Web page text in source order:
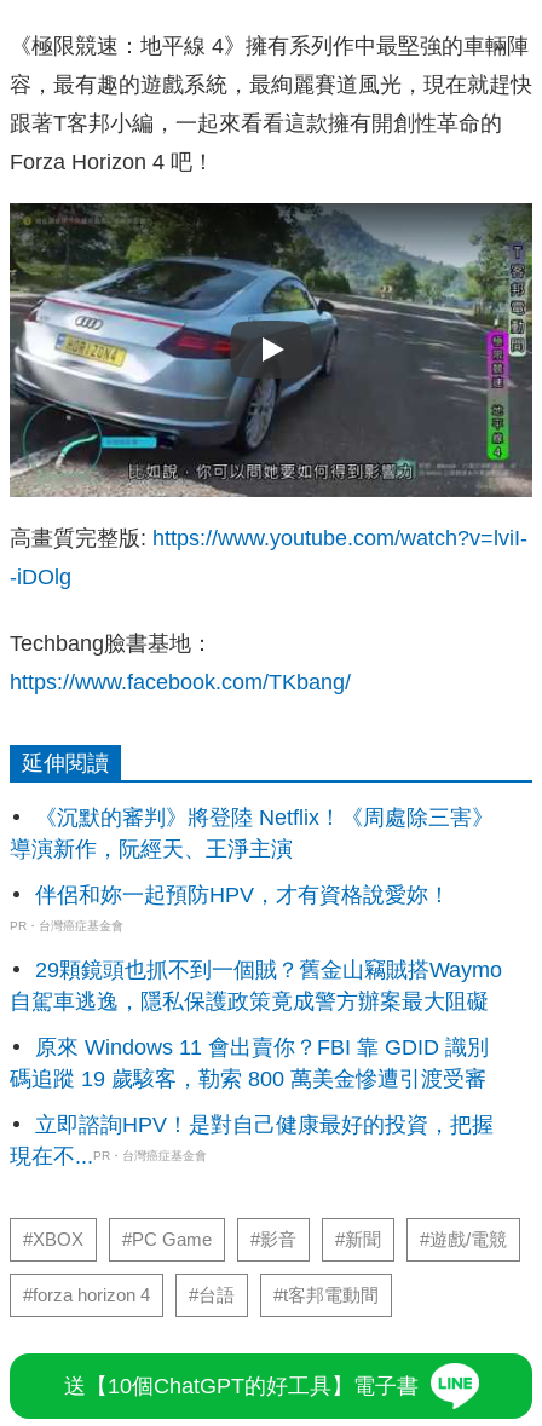
《極限競速：地平線 4》擁有系列作中最堅強的車輛陣
容，最有趣的遊戲系統，最絢麗賽道風光，現在就趕快
跟著T客邦小編，一起來看看這款擁有開創性革命的
Forza Horizon 4 吧！
Play
高畫質完整版: https://www.youtube.com/watch?v=lviI-
-iDOlg
Techbang臉書基地：
https://www.facebook.com/TKbang/
延伸閱讀
《沉默的審判》將登陸 Netflix！《周處除三害》
導演新作，阮經天、王淨主演
伴侶和妳一起預防HPV，才有資格說愛妳！
PR・台灣癌症基金會
29顆鏡頭也抓不到一個賊？舊金山竊賊搭Waymo
自駕車逃逸，隱私保護政策竟成警方辦案最大阻礙
原來 Windows 11 會出賣你？FBI 靠 GDID 識別
碼追蹤 19 歲駭客，勒索 800 萬美金慘遭引渡受審
立即諮詢HPV！是對自己健康最好的投資，把握
現在不...PR・台灣癌症基金會
#XBOX #PC Game #影音 #新聞 #遊戲/電競
#forza horizon 4 #台語 #t客邦電動間
送【10個ChatGPT的好工具】電子書